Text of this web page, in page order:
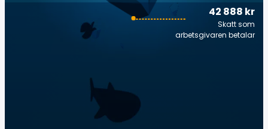
42 888 kr
Skatt som
arbetsgivaren betalar